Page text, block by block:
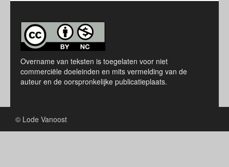
Overname van teksten is toegelaten voor niet
commerciële doeleinden en mits vermelding van de
auteur en de oorspronkelijke publicatieplaats.
© Lode Vanoost